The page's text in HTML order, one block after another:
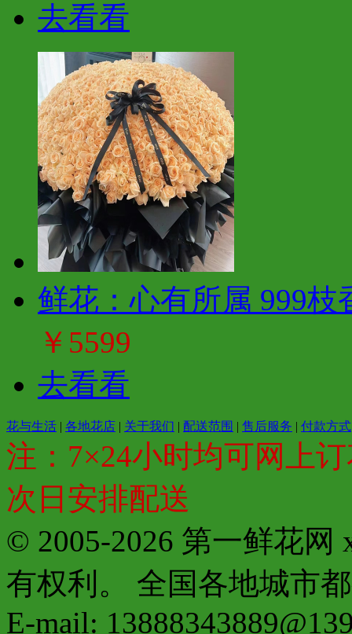
去看看
鲜花：心有所属 999枝
￥5599
去看看
花与生活 | 各地花店 | 关于我们 | 配送范围 | 售后服务 | 付款方式
注：7×24小时均可网上
次日安排配送
© 2005-2026 第一鲜花网
有权利。 全国各地城市
E-mail: